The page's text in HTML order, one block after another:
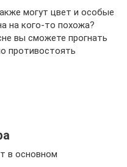
могут цвет и особые
на кого-то похожа?
вы сможете прогнать
противостоять
в основном